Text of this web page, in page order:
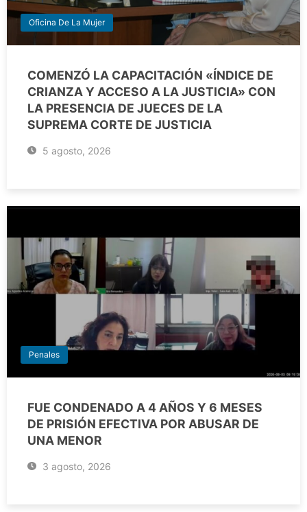
Oficina De La Mujer
COMENZÓ LA CAPACITACIÓN «ÍNDICE DE
CRIANZA Y ACCESO A LA JUSTICIA» CON
LA PRESENCIA DE JUECES DE LA
SUPREMA CORTE DE JUSTICIA
5 agosto, 2026
Penales
FUE CONDENADO A 4 AÑOS Y 6 MESES
DE PRISIÓN EFECTIVA POR ABUSAR DE
UNA MENOR
3 agosto, 2026